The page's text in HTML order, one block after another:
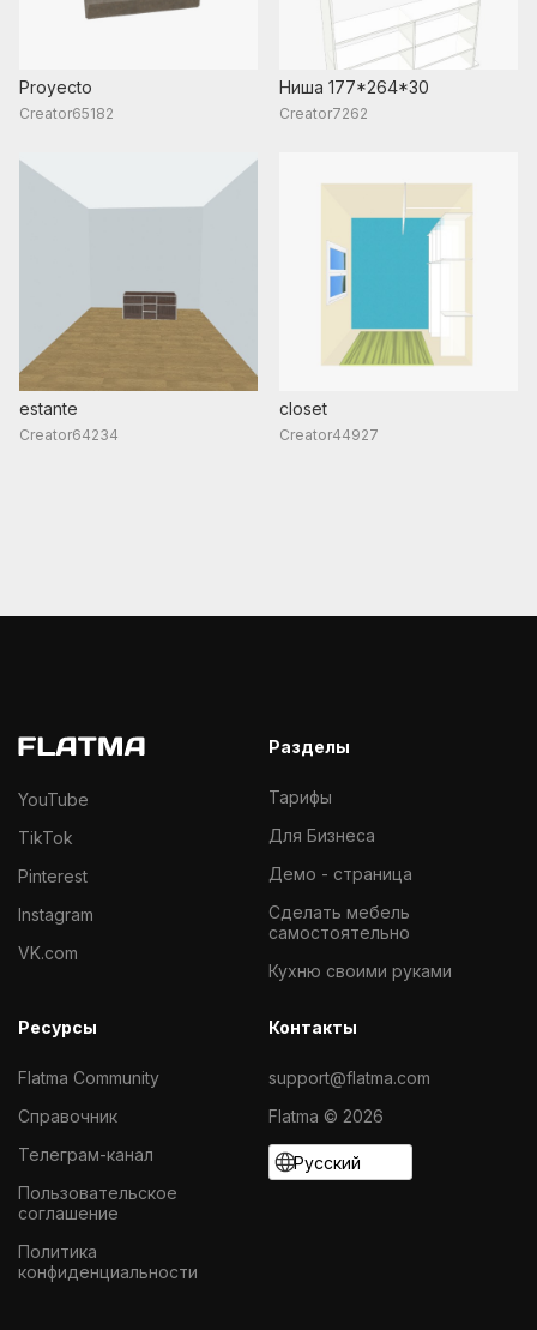
Proyecto
Creator65182
Ниша 177*264*30
Creator7262
estante
Creator64234
closet
Creator44927
YouTube
TikTok
Pinterest
Instagram
VK.com
Разделы
Тарифы
Для Бизнеса
Демо - страница
Cделать мебель
самостоятельно
Кухню своими руками
Ресурсы
Flatma Community
Справочник
Телеграм-канал
Пользовательское
соглашение
Политика
конфиденциальности
Контакты
support@flatma.com
Flatma © 2026
Русский